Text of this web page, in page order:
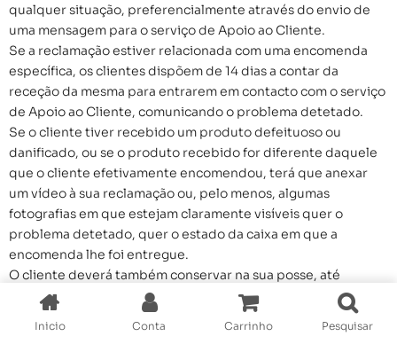
qualquer situação, preferencialmente através do envio de
uma mensagem para o serviço de Apoio ao Cliente.
Se a reclamação estiver relacionada com uma encomenda
específica, os clientes dispõem de 14 dias a contar da
receção da mesma para entrarem em contacto com o serviço
de Apoio ao Cliente, comunicando o problema detetado.
Se o cliente tiver recebido um produto defeituoso ou
danificado, ou se o produto recebido for diferente daquele
que o cliente efetivamente encomendou, terá que anexar
um vídeo à sua reclamação ou, pelo menos, algumas
fotografias em que estejam claramente visíveis quer o
problema detetado, quer o estado da caixa em que a
encomenda lhe foi entregue.
O cliente deverá também conservar na sua posse, até
indicação em contrário por parte do serviço de Apoio ao
Cliente, quer o produto com defeito, com dano ou trocado,
quer a respetiva caixa da encomenda.
Shop Account Search Wishlist
Inicio Conta Carrinho Pesquisar